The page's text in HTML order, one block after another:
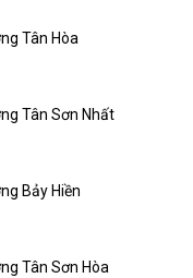
Tân Hòa
Tân Sơn Nhất
Bảy Hiền
Tân Sơn Hòa